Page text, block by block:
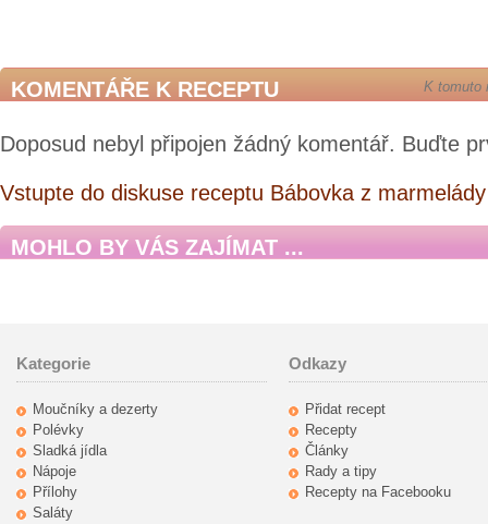
KOMENTÁŘE K RECEPTU K tomuto
Doposud nebyl připojen žádný komentář. Buďte
Vstupte do diskuse receptu Bábovka z
MOHLO BY VÁS ZAJÍMAT ...
Kategorie
Moučníky a dezerty
Polévky
Sladká jídla
Nápoje
Přílohy
Saláty
Odkazy
Přidat recept
Recepty
Články
Rady a tipy
Recepty na Facebooku